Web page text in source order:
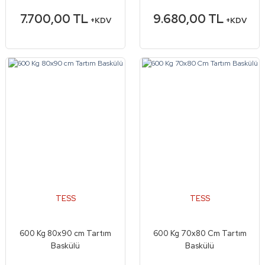
7.700,00 TL +KDV 9.680,00 TL +KDV
TESS
600 Kg 80x90 cm Tartım
Baskülü
TESS
600 Kg 70x80 Cm Tartım
Baskülü